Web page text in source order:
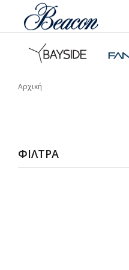
Αρχική
ΦΊΛΤΡΑ